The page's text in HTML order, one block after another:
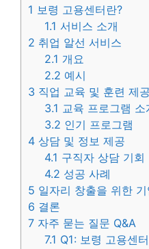
1 보령 고용센터란?
1.1 서비스 소개
2 취업 알선 서비스
2.1 개요
2.2 예시
3 직업 교육 및 훈련 제공
3.1 교육 프로그램 소
3.2 인기 프로그램
4 상담 및 정보 제공
4.1 구직자 상담 기회
4.2 성공 사례
5 일자리 창출을 위한
6 결론
7 자주 묻는 질문 Q&A
7.1 Q1: 보령 고용센